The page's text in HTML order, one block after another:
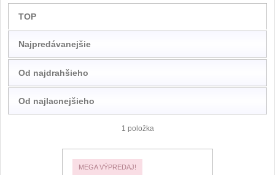
Registrácia
Doručenie
Vrátenie Do
Sady nožov
Kuchařské nože
Univerzálny nože
Nože na ovoce a
zeleninu
Nože NAKIRI 17
Zrušiť
vybrané
parametre
TOP
Najpredávanejšie
Od najdrahšieho
Od najlacnejšieho
1 položka
MEGA VÝPREDAJ!